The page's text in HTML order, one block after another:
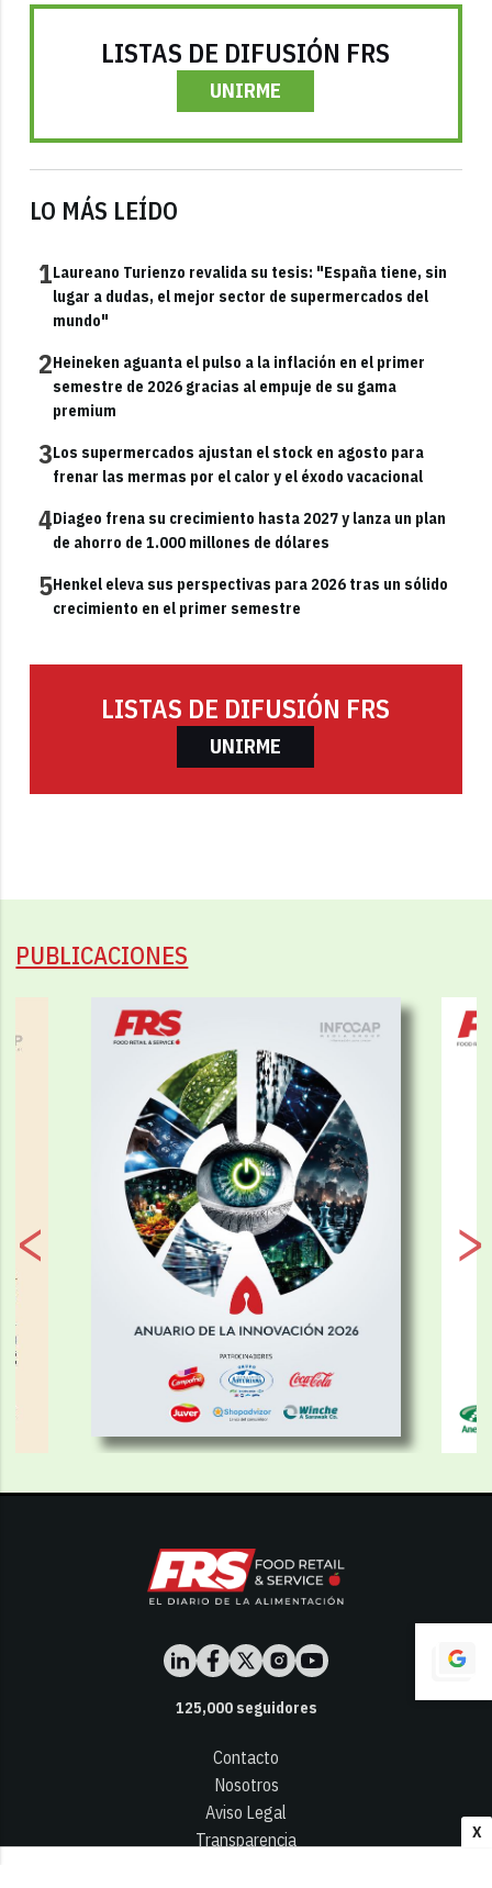
X
LISTAS DE DIFUSIÓN FRS
UNIRME
LO MÁS LEÍDO
1Laureano Turienzo revalida su tesis: "España tiene, sin
lugar a dudas, el mejor sector de supermercados del
mundo"
2Heineken aguanta el pulso a la inflación en el primer
semestre de 2026 gracias al empuje de su gama
premium
3Los supermercados ajustan el stock en agosto para
frenar las mermas por el calor y el éxodo vacacional
4Diageo frena su crecimiento hasta 2027 y lanza un plan
de ahorro de 1.000 millones de dólares
5Henkel eleva sus perspectivas para 2026 tras un sólido
crecimiento en el primer semestre
LISTAS DE DIFUSIÓN FRS
UNIRME
PUBLICACIONES
125,000seguidores
Contacto
Nosotros
Aviso Legal
Transparencia